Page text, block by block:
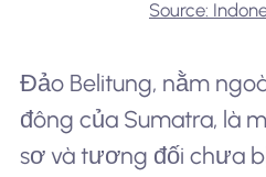
Source:
Đảo Belitung, nằm
đông của Sumatra, là
sơ và tương đối chưa